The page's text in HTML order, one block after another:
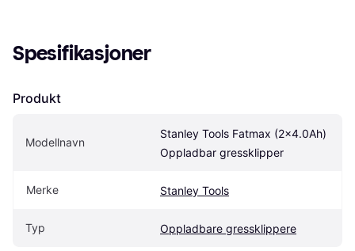
Spesifikasjoner
Produkt
Modellnavn
Stanley Tools Fatmax (2x4.0Ah)
Oppladbar gressklipper
Merke Stanley Tools
Typ Oppladbare gressklippere